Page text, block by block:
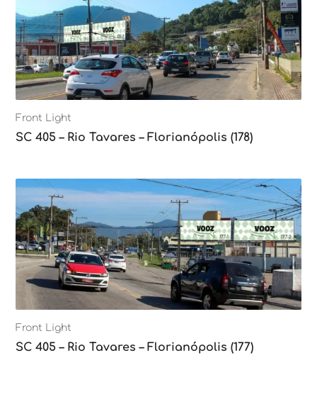
Front Light
SC 405 – Rio Tavares – Florianópolis (178)
Front Light
SC 405 – Rio Tavares – Florianópolis (177)